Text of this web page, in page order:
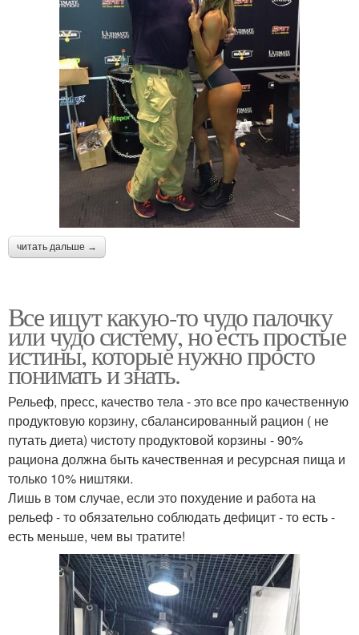
читать дальше →
Все ищут какую-то чудо палочку
или чудо систему, но есть простые
истины, которые нужно просто
понимать и знать.
Рельеф, пресс, качество тела - это все про качественную
продуктовую корзину, сбалансированный рацион ( не
путать диета) чистоту продуктовой корзины - 90%
рациона должна быть качественная и ресурсная пища и
только 10% ништяки.
Лишь в том случае, если это похудение и работа на
рельеф - то обязательно соблюдать дефицит - то есть -
есть меньше, чем вы тратите!